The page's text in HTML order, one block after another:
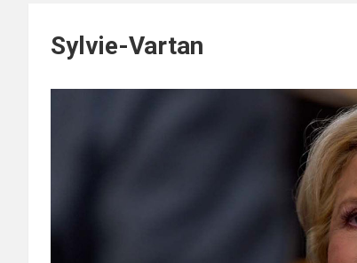
Sylvie-Vartan